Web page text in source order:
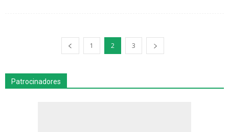
1 2 3
Patrocinadores